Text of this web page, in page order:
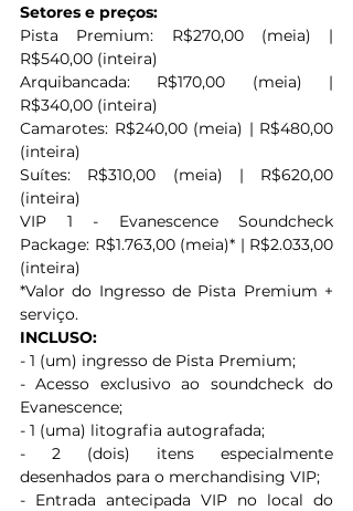
Setores e preços:
Pista Premium: R$270,00 (meia) |
R$540,00 (inteira)
Arquibancada: R$170,00 (meia) |
R$340,00 (inteira)
Camarotes: R$240,00 (meia) | R$480,00
(inteira)
Suítes: R$310,00 (meia) | R$620,00
(inteira)
VIP 1 - Evanescence Soundcheck
Package: R$1.763,00 (meia)* | R$2.033,00
(inteira)
*Valor do Ingresso de Pista Premium +
serviço.
INCLUSO:
- 1 (um) ingresso de Pista Premium;
- Acesso exclusivo ao soundcheck do
Evanescence;
- 1 (uma) litografia autografada;
- 2 (dois) itens especialmente
desenhados para o merchandising VIP;
- Entrada antecipada VIP no local do